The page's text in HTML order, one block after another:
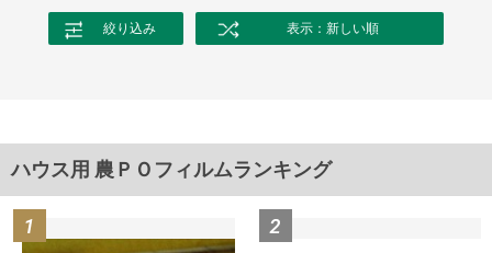
絞り込み 表示：新しい順
ハウス用 農ＰＯフィルムランキング